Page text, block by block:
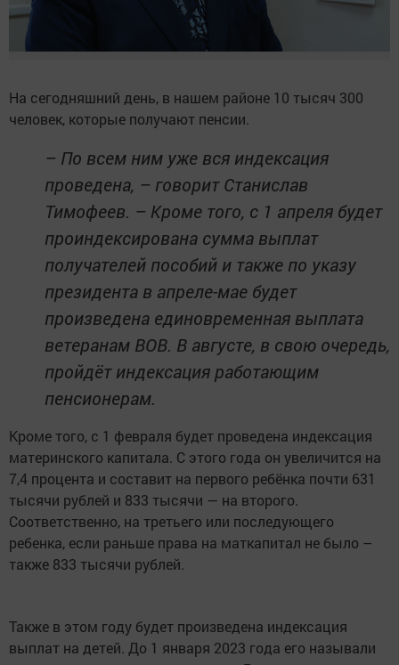
На сегодняшний день, в нашем районе 10 тысяч 300
человек, которые получают пенсии.
– По всем ним уже вся индексация
проведена, – говорит Станислав
Тимофеев. – Кроме того, с 1 апреля будет
проиндексирована сумма выплат
получателей пособий и также по указу
президента в апреле-мае будет
произведена единовременная выплата
ветеранам ВОВ. В августе, в свою очередь,
пройдёт индексация работающим
пенсионерам.
Кроме того, с 1 февраля будет проведена индексация
материнского капитала. С этого года он увеличится на
7,4 процента и составит на первого ребёнка почти 631
тысячи рублей и 833 тысячи — на второго.
Соответственно, на третьего или последующего
ребенка, если раньше права на маткапитал не было –
также 833 тысячи рублей.
Также в этом году будет произведена индексация
выплат на детей. До 1 января 2023 года его называли